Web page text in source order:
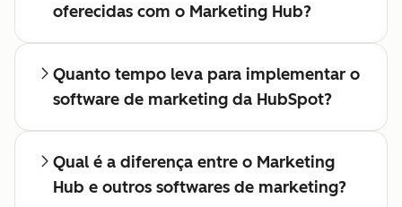
oferecidas com o Marketing Hub?
Quanto tempo leva para implementar o
software de marketing da HubSpot?
Qual é a diferença entre o Marketing
Hub e outros softwares de marketing?